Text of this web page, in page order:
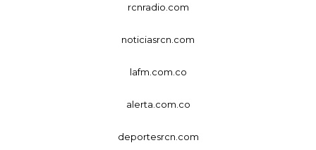
rcnradio.com
noticiasrcn.com
lafm.com.co
alerta.com.co
deportesrcn.com